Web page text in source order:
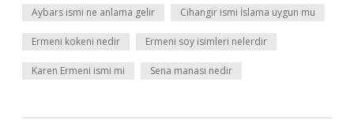
Aybars ismi ne anlama gelir Cihangir ismi İslama uygun mu
Ermeni kokeni nedir Ermeni soy isimleri nelerdir
Karen Ermeni ismi mi Sena manası nedir